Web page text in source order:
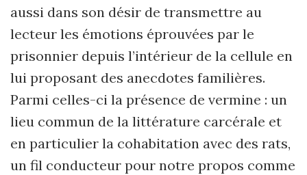
aussi dans son désir de transmettre au
lecteur les émotions éprouvées par le
prisonnier depuis l’intérieur de la cellule en
lui proposant des anecdotes familières.
Parmi celles-ci la présence de vermine : un
lieu commun de la littérature carcérale et
en particulier la cohabitation avec des rats,
un fil conducteur pour notre propos comme